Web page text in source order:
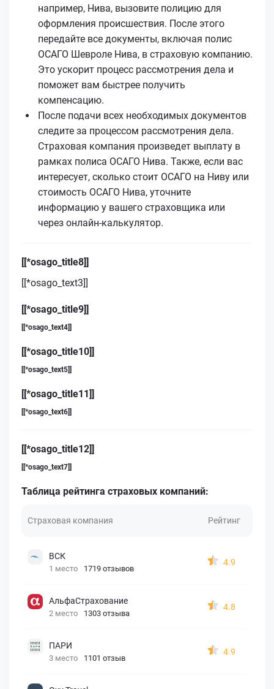
например, Нива, вызовите полицию для
оформления происшествия. После этого
передайте все документы, включая полис
ОСАГО Шевроле Нива, в страховую компанию.
Это ускорит процесс рассмотрения дела и
поможет вам быстрее получить
компенсацию.
После подачи всех необходимых документов
следите за процессом рассмотрения дела.
Страховая компания произведет выплату в
рамках полиса ОСАГО Нива. Также, если вас
интересует, сколько стоит ОСАГО на Ниву или
стоимость ОСАГО Нива, уточните
информацию у вашего страховщика или
через онлайн-калькулятор.
[[*osago_title8]]
[[*osago_text3]]
[[*osago_title9]]
[[*osago_text4]]
[[*osago_title10]]
[[*osago_text5]]
[[*osago_title11]]
[[*osago_text6]]
[[*osago_title12]]
[[*osago_text7]]
Таблица рейтинга страховых компаний:
Страховая компания Рейтинг
ВСК
1 место 1719 отзывов
4.9
АльфаСтрахование
2 место 1303 отзыва
4.8
ПАРИ
3 место 1101 отзыв
4.9